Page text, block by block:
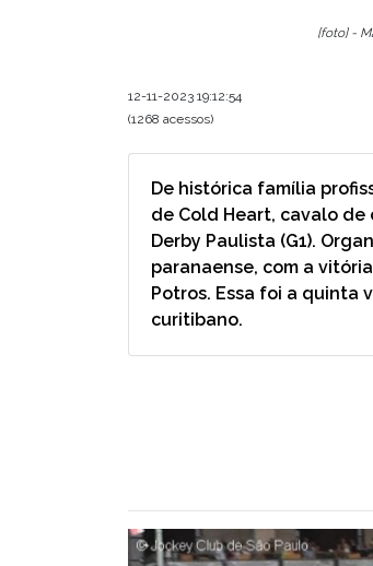
[foto] -
12-11-2023 19:12:54
(1268 acessos)
De histórica família
de Cold Heart, cavalo de
Derby Paulista (G1).
paranaense, com a
Potros. Essa foi a quinta
curitibano.